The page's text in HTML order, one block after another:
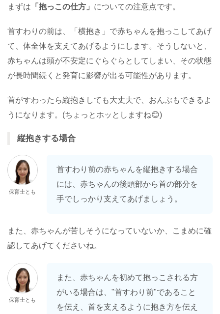
まずは 「抱っこの仕方」 についての注意点です。
首すわりの前は、「横抱き」で赤ちゃんを抱っこしてあげ
て、体全体を支えてあげるようにします。そうしないと、
赤ちゃんは頭が不安定にぐらぐらとしてしまい、その状態
が長時間続くと発育に影響が出る可能性があります。
首がすわったら縦抱きしても大丈夫で、おんぶもできるよ
うになります。(ちょっとホッとしますね😊)
縦抱きする場合
保育士とも
首すわり前の赤ちゃんを縦抱きする場合
には、赤ちゃんの後頭部から首の部分を
手でしっかり支えてあげましょう。
また、赤ちゃんが苦しそうになっていないか、こまめに確
認してあげてくださいね。
保育士とも
また、赤ちゃんを初めて抱っこされる方
がいる場合は、"首すわり前"であること
を伝え、首を支えるように抱き方を伝え